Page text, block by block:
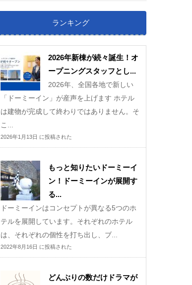
ランキング
2026年新棟が続々誕生！オ
ープニングスタッフとし...
2026年、全国各地で新しい
「ドーミーイン」が産声を上げます ホテル
は建物が完成して終わりではありません。そ
こ...
2026年1月13日 に投稿された
もっと知りたいドーミーイ
ン！ドーミーインが展開す
る...
ドーミーインはコンセプトが異なる5つのホ
テルを展開しています。それぞれのホテル
は、それぞれの個性を打ち出し、ブ...
2022年8月16日 に投稿された
どんぶりの数だけドラマが